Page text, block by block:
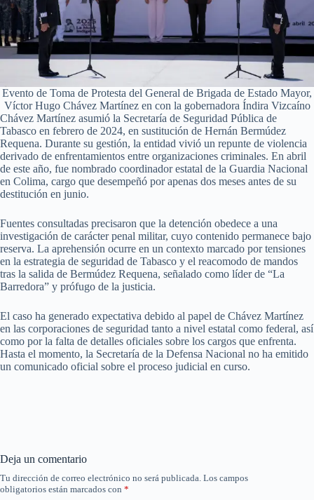
Evento de Toma de Protesta del General de Brigada de Estado Mayor,
Víctor Hugo Chávez Martínez en con la gobernadora Índira Vizcaíno
Chávez Martínez asumió la Secretaría de Seguridad Pública de
Tabasco en febrero de 2024, en sustitución de Hernán Bermúdez
Requena. Durante su gestión, la entidad vivió un repunte de violencia
derivado de enfrentamientos entre organizaciones criminales. En abril
de este año, fue nombrado coordinador estatal de la Guardia Nacional
en Colima, cargo que desempeñó por apenas dos meses antes de su
destitución en junio.
Fuentes consultadas precisaron que la detención obedece a una
investigación de carácter penal militar, cuyo contenido permanece bajo
reserva. La aprehensión ocurre en un contexto marcado por tensiones
en la estrategia de seguridad de Tabasco y el reacomodo de mandos
tras la salida de Bermúdez Requena, señalado como líder de “La
Barredora” y prófugo de la justicia.
El caso ha generado expectativa debido al papel de Chávez Martínez
en las corporaciones de seguridad tanto a nivel estatal como federal, así
como por la falta de detalles oficiales sobre los cargos que enfrenta.
Hasta el momento, la Secretaría de la Defensa Nacional no ha emitido
un comunicado oficial sobre el proceso judicial en curso.
Deja un comentario
Tu dirección de correo electrónico no será publicada. Los campos
obligatorios están marcados con *